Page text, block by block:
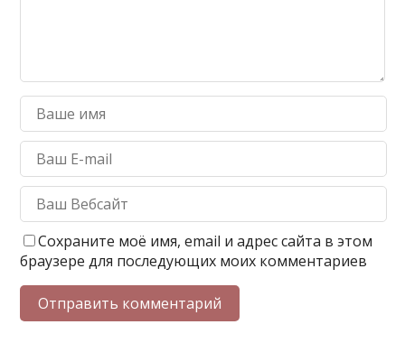
Сохраните моё имя, email и адрес сайта в этом
браузере для последующих моих комментариев